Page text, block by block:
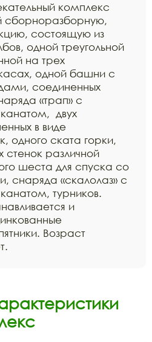
комплекс
сборноразборную,
состоящую из
одной треугольной
на трех
одной башни с
соединенных
«трап» с
двух
в виде
одного ската горки,
стенок различной
шеста для спуска со
снаряда «скалолаз» с
турников.
и
Возраст